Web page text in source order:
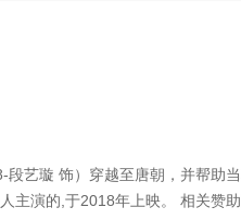
艺璇 饰）穿越至唐朝，并帮助
主演的,于2018年上映。
相关赞